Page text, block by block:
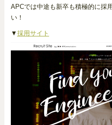
APCでは中途も新卒も積極的に採
い！
▼ 採用サイト